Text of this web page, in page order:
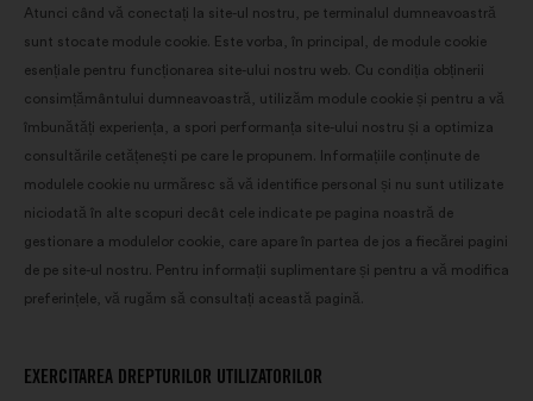
Atunci când vă conectați la site-ul nostru, pe terminalul dumneavoastră
sunt stocate module cookie. Este vorba, în principal, de module cookie
esențiale pentru funcționarea site-ului nostru web. Cu condiția obținerii
consimțământului dumneavoastră, utilizăm module cookie și pentru a vă
îmbunătăți experiența, a spori performanța site-ului nostru și a optimiza
consultările cetățenești pe care le propunem. Informațiile conținute de
modulele cookie nu urmăresc să vă identifice personal și nu sunt utilizate
niciodată în alte scopuri decât cele indicate pe pagina noastră de
gestionare a modulelor cookie, care apare în partea de jos a fiecărei pagini
de pe site-ul nostru. Pentru informații suplimentare și pentru a vă modifica
preferințele, vă rugăm să consultați această pagină.
EXERCITAREA DREPTURILOR UTILIZATORILOR